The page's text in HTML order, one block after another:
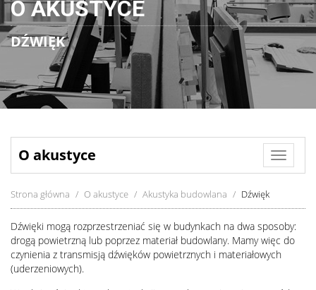
O AKUSTYCE
DŹWIĘK
Toggle
O akustyce
Strona główna O akustyce Akustyka budowlana Dźwięk
Dźwięki mogą rozprzestrzeniać się w budynkach na dwa sposoby:
drogą powietrzną lub poprzez materiał budowlany. Mamy więc do
czynienia z transmisją dźwięków powietrznych i materiałowych
(uderzeniowych).